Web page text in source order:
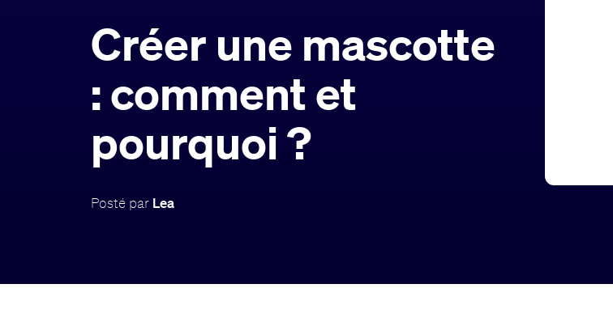
Créer une mascotte
: comment et
pourquoi ?
Posté par Lea